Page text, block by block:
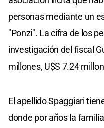
personas mediante un
"Ponzi". La cifra de los
investigación del fiscal
millones, U$S 7.24
El apellido Spaggiari
donde por años la